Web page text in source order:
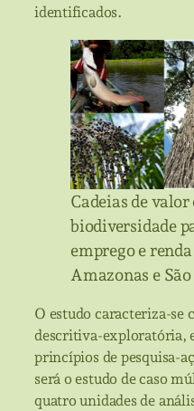
identificados.
Cadeias de valor
biodiversidade
emprego e
Amazonas e
O estudo caracteriza-se
descritiva-exploratória,
princípios de pesquisa-
será o estudo de caso
quatro unidades de